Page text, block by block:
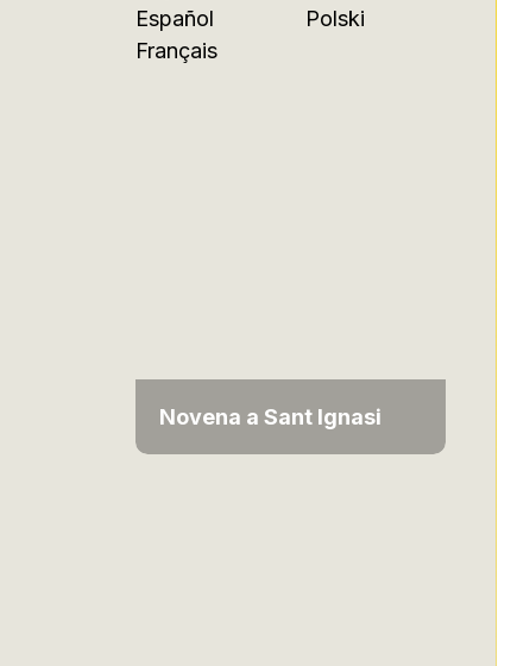
Español
Français
Polski
Novena a Sant Ignasi